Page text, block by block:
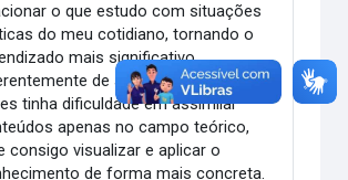
o que estudo com situações
do meu cotidiano, tornando o
mais significativo.
de antes, quando muitas
tinha dificuldade em assimilar
apenas no campo teórico,
consigo visualizar e aplicar o
de forma mais concreta.